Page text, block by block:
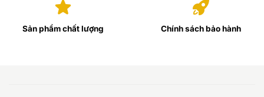
Sản phẩm chất lượng Chính sách bảo hành